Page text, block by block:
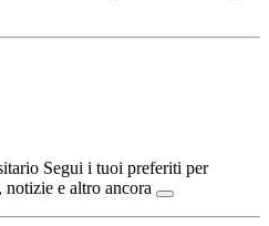
Segui i tuoi preferiti per
e altro ancora